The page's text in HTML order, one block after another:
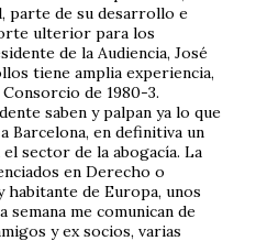
parte de su desarrollo e
ulterior para los
de la Audiencia, José
tiene amplia experiencia,
de 1980-3.
saben y palpan ya lo que
Barcelona, en definitiva un
sector de la abogacía. La
en Derecho o
habitante de Europa, unos
semana me comunican de
y ex socios, varias